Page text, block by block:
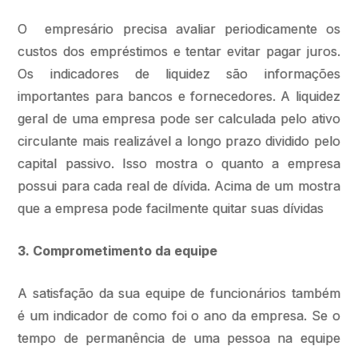
O empresário precisa avaliar periodicamente os
custos dos empréstimos e tentar evitar pagar juros.
Os indicadores de liquidez são informações
importantes para bancos e fornecedores. A liquidez
geral de uma empresa pode ser calculada pelo ativo
circulante mais realizável a longo prazo dividido pelo
capital passivo. Isso mostra o quanto a empresa
possui para cada real de dívida. Acima de um mostra
que a empresa pode facilmente quitar suas dívidas
3. Comprometimento da equipe
A satisfação da sua equipe de funcionários também
é um indicador de como foi o ano da empresa. Se o
tempo de permanência de uma pessoa na equipe